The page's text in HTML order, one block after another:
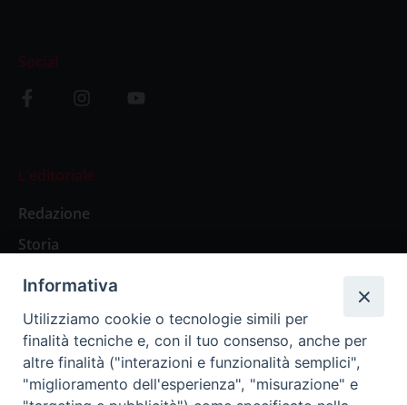
Social
L’editoriale
Redazione
Storia
Abbonamenti
Abbonamento Annuale Digitale
Abbonamento Annuale Cartaceo
Informativa
Utilizziamo cookie o tecnologie simili per
finalità tecniche e, con il tuo consenso, anche per
altre finalità ("interazioni e funzionalità semplici",
"miglioramento dell'esperienza", "misurazione" e